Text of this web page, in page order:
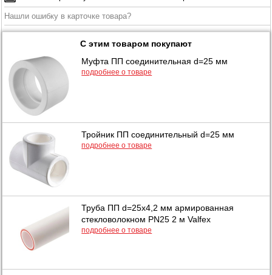
Нашли ошибку в карточке товара?
С этим товаром покупают
Муфта ПП соединительная d=25 мм
подробнее о товаре
Тройник ПП соединительный d=25 мм
подробнее о товаре
Труба ПП d=25х4,2 мм армированная
стекловолокном PN25 2 м Valfex
подробнее о товаре